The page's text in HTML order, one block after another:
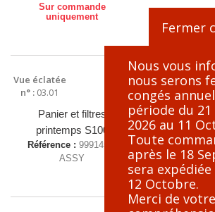
Sur commande
uniquement
Vue éclatée
n° : 03.01
Panier et filtres
printemps S100
Référence : 9991459-
ASSY
195,25 € TTC
Nous vous
nous serons
congés
période du
2026 au 11
Toute
après le 18
sera
12 Octobre.
Merci de votre
Fermer